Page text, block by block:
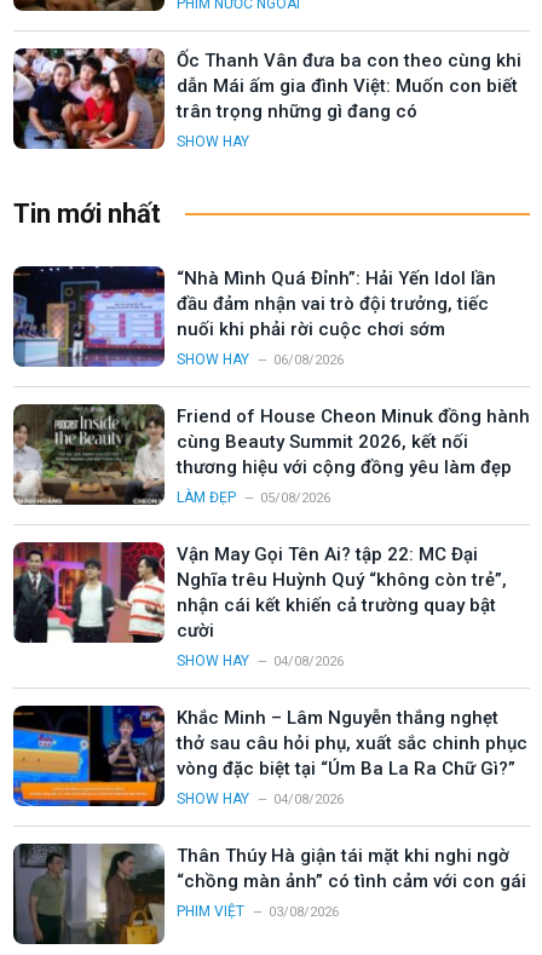
Ốc Thanh Vân đưa ba con theo cùng khi
dẫn Mái ấm gia đình Việt: Muốn con biết
trân trọng những gì đang có
SHOW HAY
Tin mới nhất
“Nhà Mình Quá Đỉnh”: Hải Yến Idol lần
đầu đảm nhận vai trò đội trưởng, tiếc
nuối khi phải rời cuộc chơi sớm
SHOW HAY 06/08/2026
Friend of House Cheon Minuk đồng hành
cùng Beauty Summit 2026, kết nối
thương hiệu với cộng đồng yêu làm đẹp
LÀM ĐẸP 05/08/2026
Vận May Gọi Tên Ai? tập 22: MC Đại
Nghĩa trêu Huỳnh Quý “không còn trẻ”,
nhận cái kết khiến cả trường quay bật
cười
SHOW HAY 04/08/2026
Khắc Minh – Lâm Nguyễn thắng nghẹt
thở sau câu hỏi phụ, xuất sắc chinh phục
vòng đặc biệt tại “Úm Ba La Ra Chữ Gì?”
SHOW HAY 04/08/2026
Thân Thúy Hà giận tái mặt khi nghi ngờ
“chồng màn ảnh” có tình cảm với con gái
PHIM VIỆT 03/08/2026